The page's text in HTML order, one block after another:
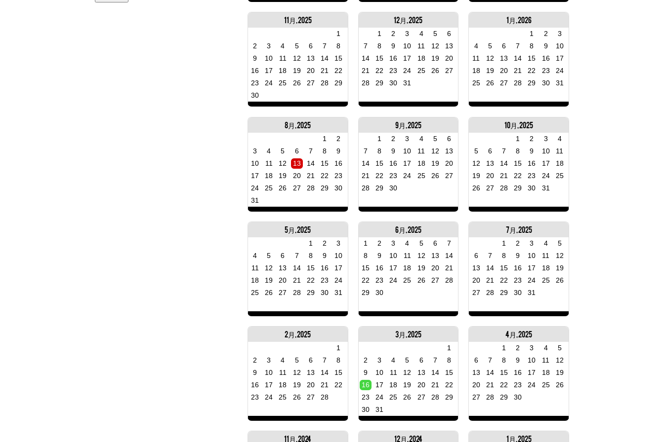
1月, 2026
1 2
3
4
5 6 7 8 9
10
11
12 13 14 15 16
17
18
19 20 21 22 23
24
25
26 27 28 29 30 31
12月, 2025
1 2 3 4 5
6
7
8 9 10 11 12
13
14
15 16 17 18 19
20
21
22 23 24 25 26
27
28
29 30 31
11月, 2025
1
2
3 4 5 6 7
8
9
10 11 12 13 14
15
16
17 18 19 20 21
22
23
24 25 26 27 28
29
30
10月, 2025
1 2 3
4
5
6 7 8 9 10
11
12
13 14 15 16 17
18
19
20 21 22 23 24
25
26
27 28 29 30 31
9月, 2025
1 2 3 4 5
6
7
8 9 10 11 12
13
14
15 16 17 18 19
20
21
22 23 24 25 26
27
28
29 30
8月, 2025
1
2
3
4 5 6 7 8
9
10
11 12 13 14 15
16
17
18 19 20 21 22
23
24
25 26 27 28 29
30
31
7月, 2025
1 2 3 4
5
6
7 8 9 10 11
12
13
14 15 16 17 18
19
20
21 22 23 24 25
26
27
28 29 30 31
6月, 2025
1 2 3 4 5 6
7
8
9 10 11 12 13
14
15
16 17 18 19 20
21
22
23 24 25 26 27
28
29
30
5月, 2025
1 2
3
4
5 6 7 8 9
10
11
12 13 14 15 16
17
18
19 20 21 22 23
24
25
26 27 28 29 30 31
4月, 2025
1 2 3 4
5
6
7 8 9 10 11
12
13
14 15 16 17 18
19
20
21 22 23 24 25
26
27
28 29 30
3月, 2025
1
2
3 4 5 6 7
8
9
10 11 12 13 14
15
16
17 18 19 20 21
22
23
24 25 26 27 28
29
30
31
2月, 2025
1
2
3 4 5 6 7
8
9
10 11 12 13 14
15
16
17 18 19 20 21
22
23
24 25 26 27 28
1月, 2025
12月, 2024
11月, 2024